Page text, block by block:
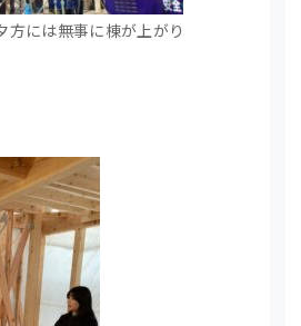
方には無事に棟が上がり